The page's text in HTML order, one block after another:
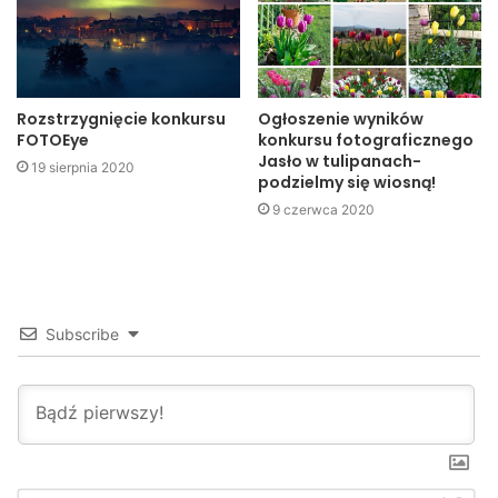
Huta Szkła w Jaśle oraz Restauracja Kawiarnia Parkowa.
I miejsce w kategorii wiekowej klasy I – III wyśpiewała
bezkonkurencyjna Julia Zielińska reprezentująca Szkołę
Rozstrzygnięcie konkursu
FOTOEye
19 sierpnia 2020
Ogłoszenie wyników
konkursu fotograficznego
Jasło w tulipanach-
podzielmy się wiosną!
9 czerwca 2020
Subscribe